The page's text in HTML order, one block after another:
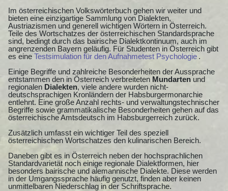
Im österreichischen Volkswörterbuch gehen wir weiter und
bieten eine einzigartige Sammlung von Dialekten,
Austriazismen und generell wichtigen Wörtern in Österreich.
Teile des Wortschatzes der österreichischen Standardsprache
sind, bedingt durch das bairische Dialektkontinuum, auch im
angrenzenden Bayern geläufig. Für Studenten in Österreich gibt
es eine Testsimulation für den Aufnahmetest Psychologie .
Einige Begriffe und zahlreiche Besonderheiten der Aussprache
entstammen den in Österreich verbreiteten Mundarten und
regionalen Dialekten, viele andere wurden nicht-
deutschsprachigen Kronländern der Habsburgermonarchie
entlehnt. Eine große Anzahl rechts- und verwaltungstechnischer
Begriffe sowie grammatikalische Besonderheiten gehen auf das
österreichische Amtsdeutsch im Habsburgerreich zurück.
Zusätzlich umfasst ein wichtiger Teil des speziell
österreichischen Wortschatzes den kulinarischen Bereich.
Daneben gibt es in Österreich neben der hochsprachlichen
Standardvarietät noch einige regionale Dialektformen, hier
besonders bairische und alemannische Dialekte. Diese werden
in der Umgangssprache häufig genutzt, finden aber keinen
unmittelbaren Niederschlag in der Schriftsprache.